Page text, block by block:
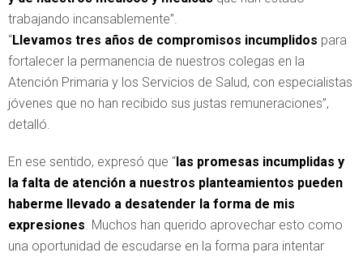
trabajando incansablemente”.
“Llevamos tres años de compromisos incumplidos para
fortalecer la permanencia de nuestros colegas en la
Atención Primaria y los Servicios de Salud, con especialistas
jóvenes que no han recibido sus justas remuneraciones”,
detalló.
En ese sentido, expresó que “las promesas incumplidas y
la falta de atención a nuestros planteamientos pueden
haberme llevado a desatender la forma de mis
expresiones . Muchos han querido aprovechar esto como
una oportunidad de escudarse en la forma para intentar